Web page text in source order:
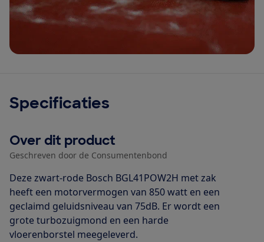
Specificaties
Over dit product
Geschreven door de Consumentenbond
Deze zwart-rode Bosch BGL41POW2H met zak
heeft een motorvermogen van 850 watt en een
geclaimd geluidsniveau van 75dB. Er wordt een
grote turbozuigmond en een harde
vloerenborstel meegeleverd.